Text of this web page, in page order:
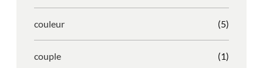
couleur (5)
couple (1)